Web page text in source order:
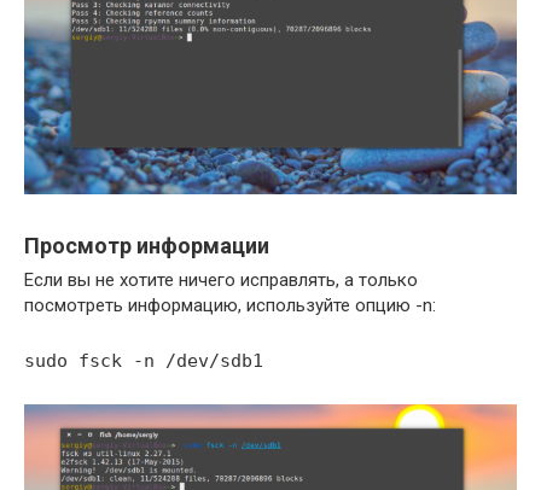
Просмотр информации
Если вы не хотите ничего исправлять, а только
посмотреть информацию, используйте опцию -n:
sudo fsck -n /dev/sdb1